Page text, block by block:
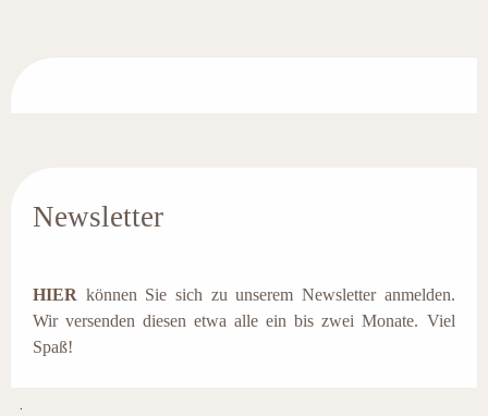
Newsletter
HIER können Sie sich zu unserem Newsletter anmelden.
Wir versenden diesen etwa alle ein bis zwei Monate. Viel
Spaß!